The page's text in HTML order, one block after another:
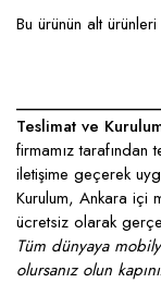
Bu ürünün alt
Teslimat ve
firmamız
iletişime geçerek
Kurulum, Ankara içi
ücretsiz olarak
Tüm dünyaya
olursanız olun